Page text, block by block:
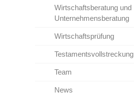
Wirtschaftsberatung und
Unternehmensberatung
Wirtschaftsprüfung
Testamentsvollstreckung
Team
News